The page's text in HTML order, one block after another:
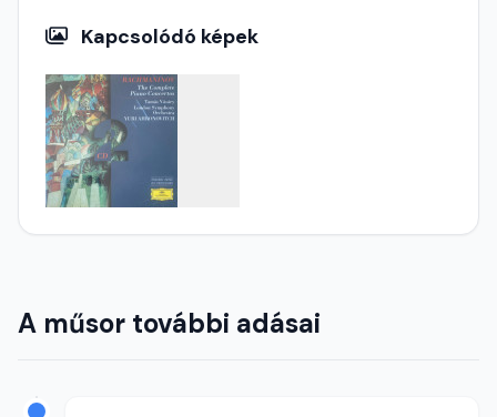
Kapcsolódó képek
A műsor további adásai